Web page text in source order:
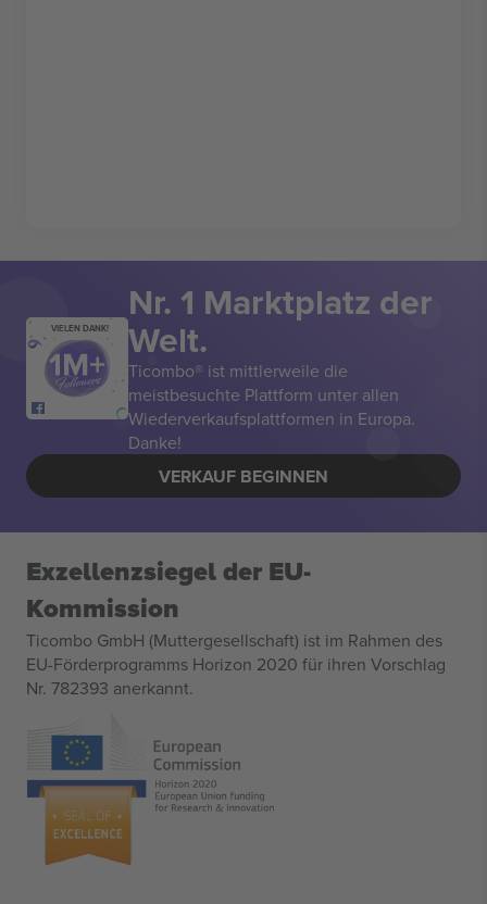
VIELEN DANK!
Nr. 1 Marktplatz der
Welt.
Ticombo® ist mittlerweile die
meistbesuchte Plattform unter allen
Wiederverkaufsplattformen in Europa.
Danke!
VERKAUF BEGINNEN
Exzellenzsiegel der EU-
Kommission
Ticombo GmbH (Muttergesellschaft) ist im Rahmen des
EU-Förderprogramms Horizon 2020 für ihren Vorschlag
Nr. 782393 anerkannt.